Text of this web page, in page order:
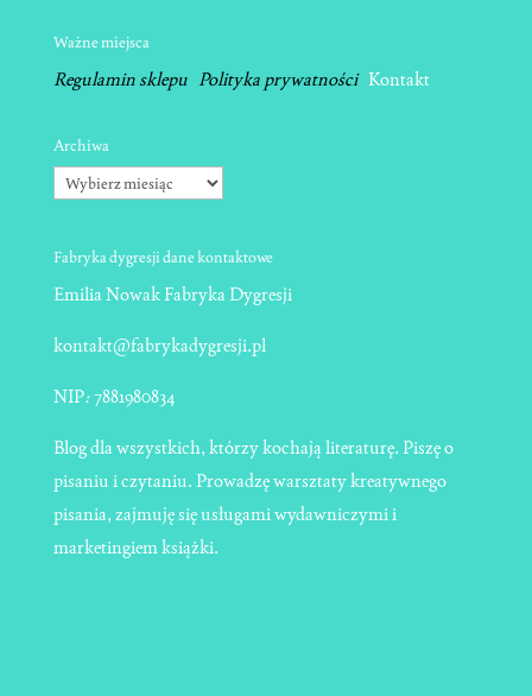
Ważne miejsca
Regulamin sklepu Polityka prywatnościKontakt
Archiwa
Archiwa
Fabryka dygresji dane kontaktowe
Emilia Nowak Fabryka Dygresji
kontakt@fabrykadygresji.pl
NIP:7881980834
Blog dla wszystkich, którzy kochają literaturę. Piszę o
pisaniu i czytaniu. Prowadzę warsztaty kreatywnego
pisania, zajmuję się usługami wydawniczymi i
marketingiem książki.